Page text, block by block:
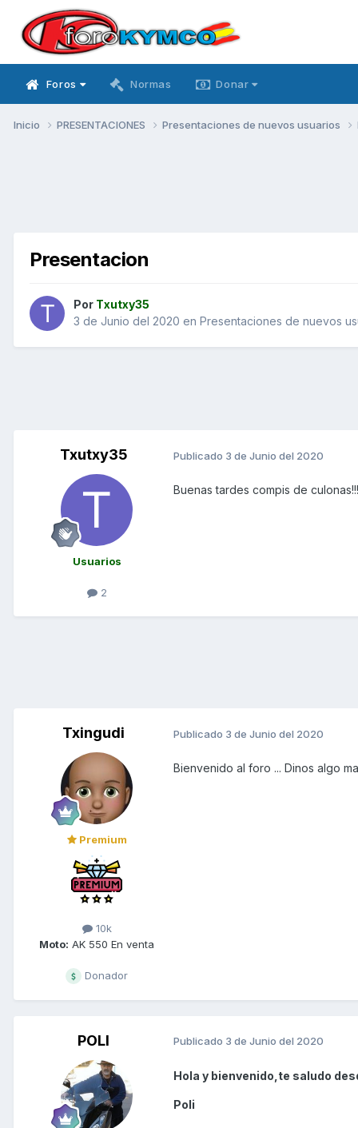
Foros Normas Donar
Inicio PRESENTACIONES Presentaciones de nuevos usuarios
Presentacion
Por Txutxy35
3 de Junio del 2020 en Presentaciones de nuevos
Txutxy35
Usuarios
2
Publicado 3 de Junio del 2020
Buenas tardes compis de
Txingudi
Premium
10k
Moto: AK 550 En venta
Donador
Publicado 3 de Junio del 2020
Bienvenido al foro ... Dinos algo
POLI Publicado 3 de Junio del 2020
Hola y bienvenido,te saludo
Poli